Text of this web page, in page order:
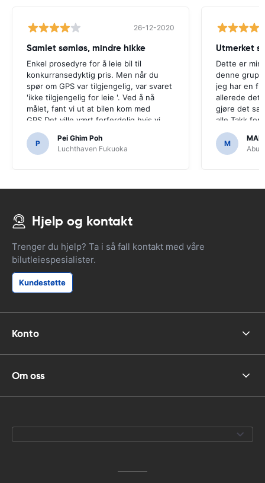
26-12-2020
Samlet sømløs, mindre hikke
Enkel prosedyre for å leie bil til
konkurransedyktig pris. Men når du
spør om GPS var tilgjengelig, var svaret
'ikke tilgjengelig for leie '. Ved å nå
målet, fant vi ut at bilen kom med
GPS.Det ville vært forferdelig hvis vi
hadde bestemt seg for å kjøpe en GPS
som det var nødvendig å navigere
japanske veier.
P
Pei Ghim Poh
Luchthaven Fukuoka
Utmerket
Dette er min
denne
jeg har en
allerede det
gjøre det
alle.Takk for
enkelt.
M
Abu
Hjelp og kontakt
Trenger du hjelp? Ta i så fall kontakt med våre
bilutleiespesialister.
Kundestøtte
Konto
Om oss